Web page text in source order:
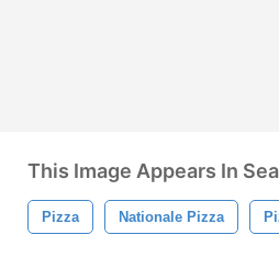
This Image Appears In
Pizza Nationale Pizza